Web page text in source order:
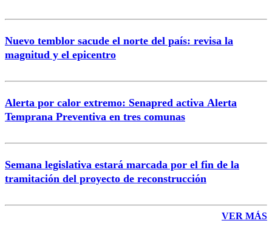
Nuevo temblor sacude el norte del país: revisa la
magnitud y el epicentro
Alerta por calor extremo: Senapred activa Alerta
Temprana Preventiva en tres comunas
Semana legislativa estará marcada por el fin de la
tramitación del proyecto de reconstrucción
VER MÁS